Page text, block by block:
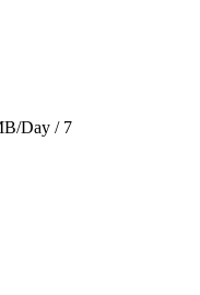
Day / 7